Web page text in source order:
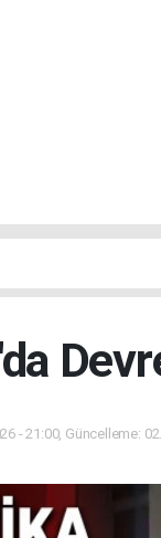
- 21:00, Güncelleme: